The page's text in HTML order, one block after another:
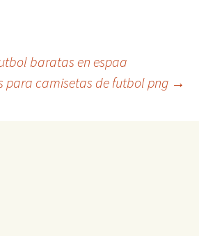
baratas en espaa
para camisetas de futbol png →